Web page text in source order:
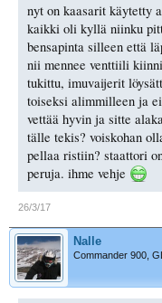
sitte alakaa röpeltämmään
löysää kaasun. liekkö
nyt on kaasarit käytetty
kaikki oli kyllä niinku
bensapinta silleen että
nii mennee venttiili
tukittu, imuvaijerit
toiseksi alimmilleen ja
vettää hyvin ja sitte
tälle tekis? voiskohan
pellaa ristiin? staattori
peruja. ihme vehje
26/3/17
Nalle
Commander 900,